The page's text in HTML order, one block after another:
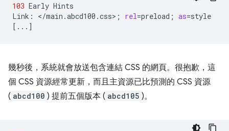
103 Early Hints
Link:
</main.abcd100.css> ; rel=preload ; as=
[ ... ]
幾秒後，系統就會放送包含連結 CSS 的網頁。很抱歉，這
個 CSS 資源經常更新，而且主資源已比預測的 CSS 資源
( abcd100 ) 提前五個版本 ( abcd105 )。